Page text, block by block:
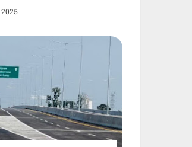
2025